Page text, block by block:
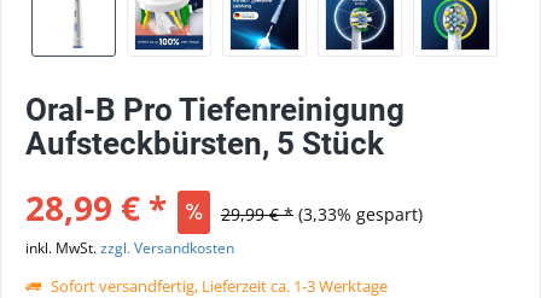
Oral-B Pro Tiefenreinigung
Aufsteckbürsten, 5 Stück
28,99 € * 29,99 € * (3,33% gespart)
inkl. MwSt.zzgl. Versandkosten
Sofort versandfertig, Lieferzeit ca. 1-3 Werktage